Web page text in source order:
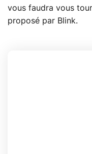
vous faudra vous
proposé par Blink.